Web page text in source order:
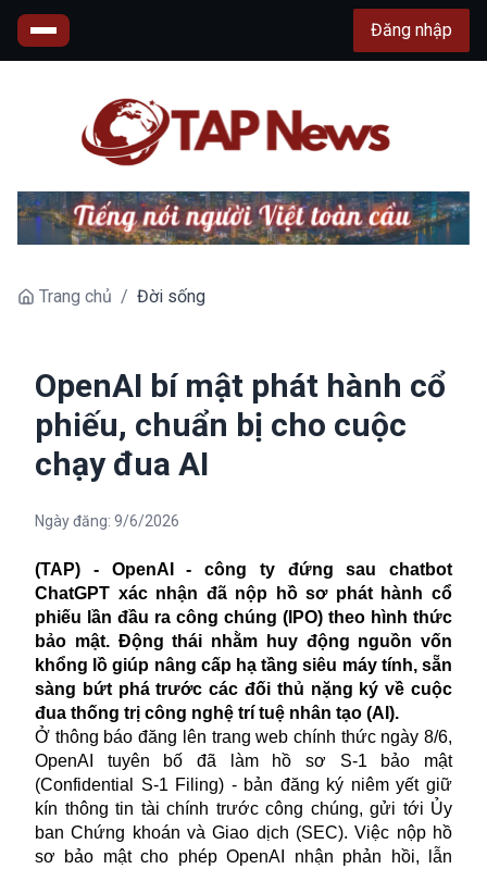
Đăng nhập
Trang chủ / Đời sống
OpenAI bí mật phát hành cổ
phiếu, chuẩn bị cho cuộc
chạy đua AI
Ngày đăng: 9/6/2026
(TAP) - OpenAI - công ty đứng sau chatbot
ChatGPT xác nhận đã nộp hồ sơ phát hành cổ
phiếu lần đầu ra công chúng (IPO) theo hình thức
bảo mật. Động thái nhằm huy động nguồn vốn
khổng lồ giúp nâng cấp hạ tầng siêu máy tính, sẵn
sàng bứt phá trước các đối thủ nặng ký về cuộc
đua thống trị công nghệ trí tuệ nhân tạo (AI).
Ở thông báo đăng lên trang web chính thức ngày 8/6,
OpenAI tuyên bố đã làm hồ sơ S-1 bảo mật
(Confidential S-1 Filing) - bản đăng ký niêm yết giữ
kín thông tin tài chính trước công chúng, gửi tới Ủy
ban Chứng khoán và Giao dịch (SEC). Việc nộp hồ
sơ bảo mật cho phép OpenAI nhận phản hồi, lẫn